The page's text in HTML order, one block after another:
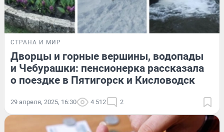
СТРАНА И МИР
Дворцы и горные вершины, водопады
и Чебурашки: пенсионерка рассказала
о поездке в Пятигорск и Кисловодск
29 апреля, 2025, 16:30 4 512 2